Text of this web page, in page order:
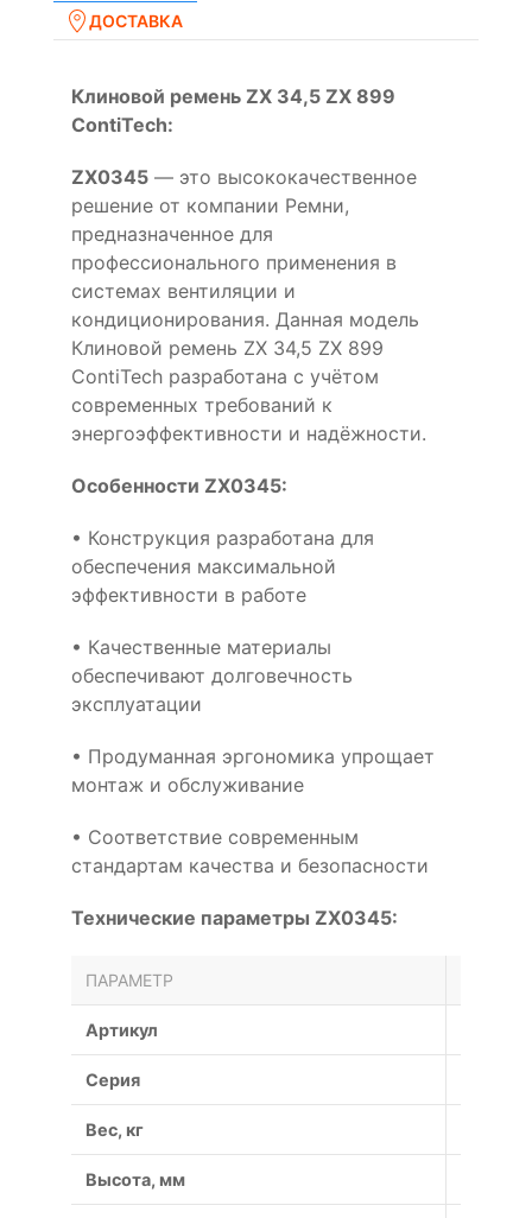
ДОСТАВКА
Клиновой ремень ZX 34,5 ZX 899
ContiTech:
ZX0345 — это высококачественное
решение от компании Ремни,
предназначенное для
профессионального применения в
системах вентиляции и
кондиционирования. Данная модель
Клиновой ремень ZX 34,5 ZX 899
ContiTech разработана с учётом
современных требований к
энергоэффективности и надёжности.
Особенности ZX0345:
• Конструкция разработана для
обеспечения максимальной
эффективности в работе
• Качественные материалы
обеспечивают долговечность
эксплуатации
• Продуманная эргономика упрощает
монтаж и обслуживание
• Соответствие современным
стандартам качества и безопасности
Технические параметры ZX0345:
ПАРАМЕТР
Артикул
Серия
Вес, кг
Высота, мм